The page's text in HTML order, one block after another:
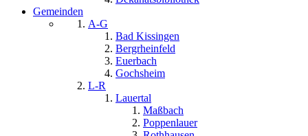
Gemeinden
A-G
Bad Kissingen
Bergrheinfeld
Euerbach
Gochsheim
L-R
Lauertal
Maßbach
Poppenlauer